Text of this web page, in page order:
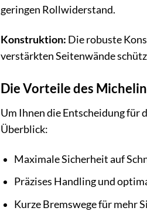
geringen Rollwiderstand.
Konstruktion: Die robuste
verstärkten Seitenwände
Die Vorteile des
Um Ihnen die Entscheidung für
Überblick:
Maximale Sicherheit auf
Präzises Handling und
Kurze Bremswege für mehr